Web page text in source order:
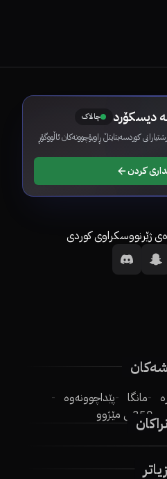
دیسکۆرد چالاک
کوردسەبتایتڵ ڕاوبۆچوونەکان ئاڵووگۆڕ
کردن
ژێرنووسکراوی کوردی
مانگا
پێداچوونەوە
250ـی مێژوو
زیاتر